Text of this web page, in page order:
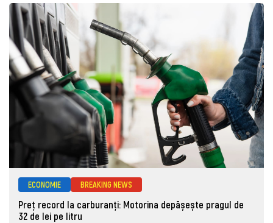
ECONOMIE BREAKING NEWS
Preț record la carburanți: Motorina depășește pragul de
32 de lei pe litru